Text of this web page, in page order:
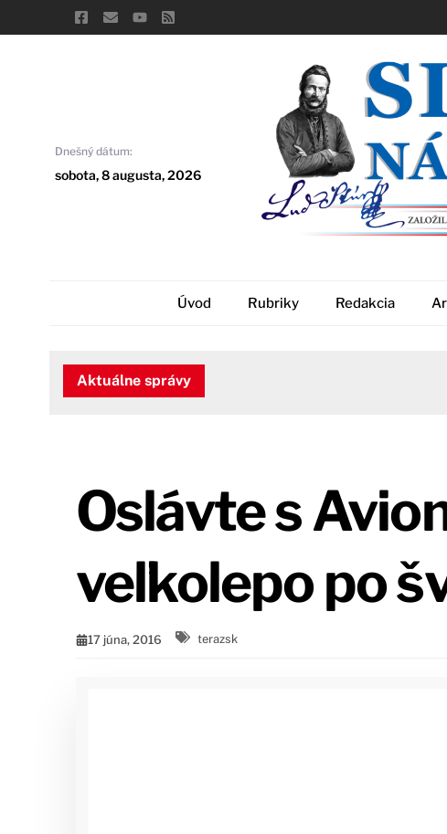
to
Dnešný dátum:
sobota, 8 augusta, 2026
Úvod Rubriky Redakcia
Aktuálne správy
Oslávte s
veľkolepo po
17 júna, 2016 terazsk